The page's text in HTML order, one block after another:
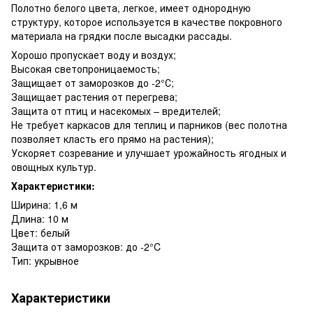
Полотно белого цвета, легкое, имеет однородную
структуру, которое используется в качестве покровного
материала на грядки после высадки рассады.
Хорошо пропускает воду и воздух;
Высокая светопроницаемость;
Защищает от заморозков до -2°С;
Защищает растения от перегрева;
Защита от птиц и насекомых – вредителей;
Не требует каркасов для теплиц и парников (вес полотна
позволяет класть его прямо на растения);
Ускоряет созревание и улучшает урожайность ягодных и
овощных культур.
Характеристики:
Ширина: 1,6 м
Длина: 10 м
Цвет: белый
Защита от заморозков: до -2°C
Тип: укрывное
Характеристики